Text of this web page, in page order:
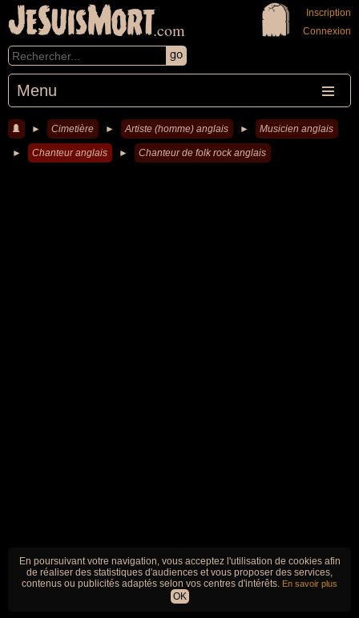
JeSuisMort.com
Menu
Inscription
Connexion
► Cimetière ► Artiste (homme) anglais ► Musicien anglais
► Chanteur anglais ► Chanteur de folk rock anglais
En poursuivant votre navigation, vous acceptez l'utilisation de cookies afin
de réaliser des statistiques d'audiences et vous proposer des services,
contenus ou publicités adaptés selon vos centres d'intérêts. En savoir plus
OK